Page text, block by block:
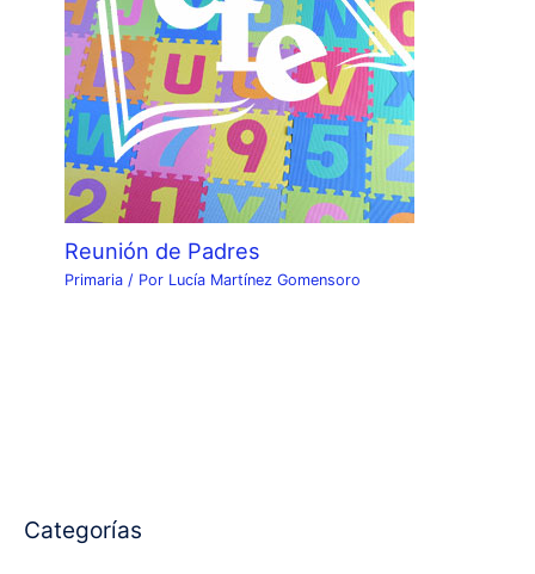
Reunión de Padres
Primaria / Por Lucía Martínez Gomensoro
Categorías